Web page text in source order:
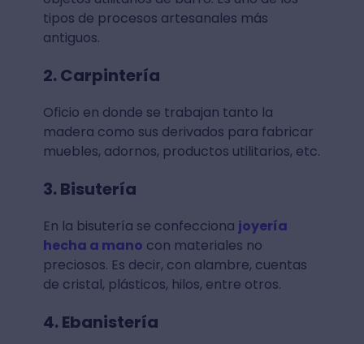
tipos de procesos artesanales más
antiguos.
2. Carpintería
Oficio en donde se trabajan tanto la
madera como sus derivados para fabricar
muebles, adornos, productos utilitarios, etc.
3. Bisutería
En la bisutería se confecciona joyería
hecha a mano con materiales no
preciosos. Es decir, con alambre, cuentas
de cristal, plásticos, hilos, entre otros.
4. Ebanistería